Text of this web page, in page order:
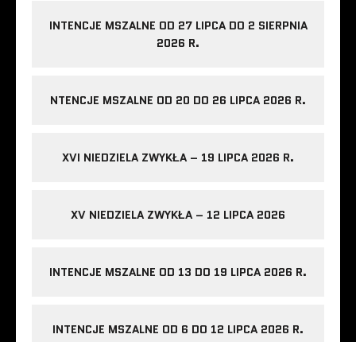
INTENCJE MSZALNE OD 27 LIPCA DO 2 SIERPNIA
2026 R.
NTENCJE MSZALNE OD 20 DO 26 LIPCA 2026 R.
XVI NIEDZIELA ZWYKŁA – 19 LIPCA 2026 R.
XV NIEDZIELA ZWYKŁA – 12 LIPCA 2026
INTENCJE MSZALNE OD 13 DO 19 LIPCA 2026 R.
INTENCJE MSZALNE OD 6 DO 12 LIPCA 2026 R.